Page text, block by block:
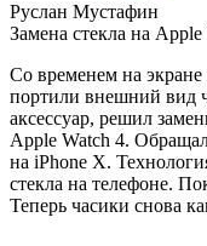
Руслан Мустафин
Замена стекла на Apple
Со временем на
портили внешний вид
аксессуар, решил
Apple Watch 4.
на iPhone X.
стекла на телефоне.
Теперь часики снова